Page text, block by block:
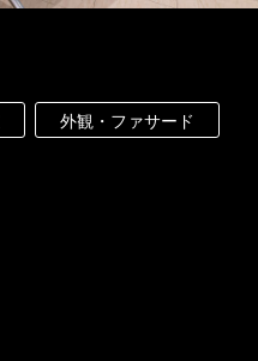
外観・ファサード